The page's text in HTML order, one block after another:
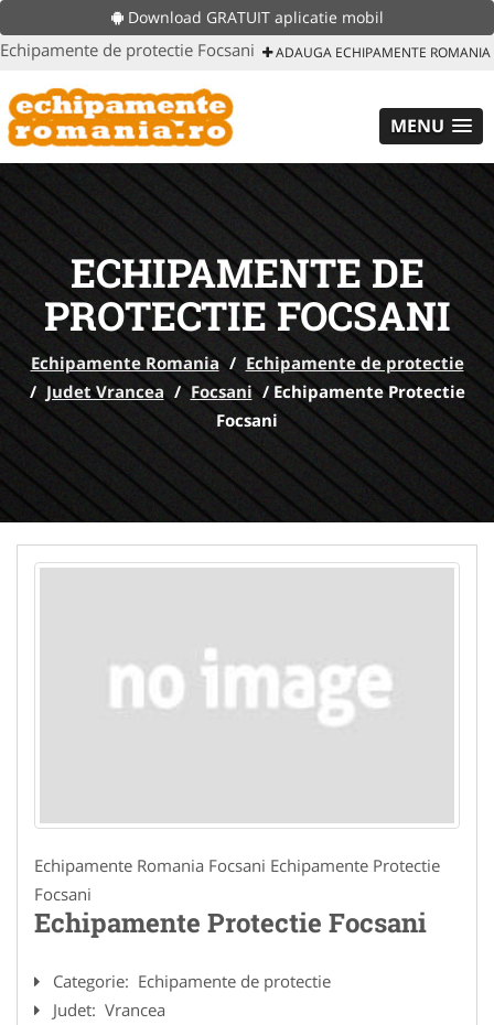
Download GRATUIT aplicatie mobil
Echipamente de protectie Focsani ADAUGA ECHIPAMENTE ROMANIA
MENU
ECHIPAMENTE DE
PROTECTIE FOCSANI
Echipamente Romania / Echipamente de protectie
/ Judet Vrancea / Focsani / Echipamente Protectie
Focsani
Echipamente Romania Focsani Echipamente Protectie
Focsani
Echipamente Protectie Focsani
Categorie: Echipamente de protectie
Judet: Vrancea